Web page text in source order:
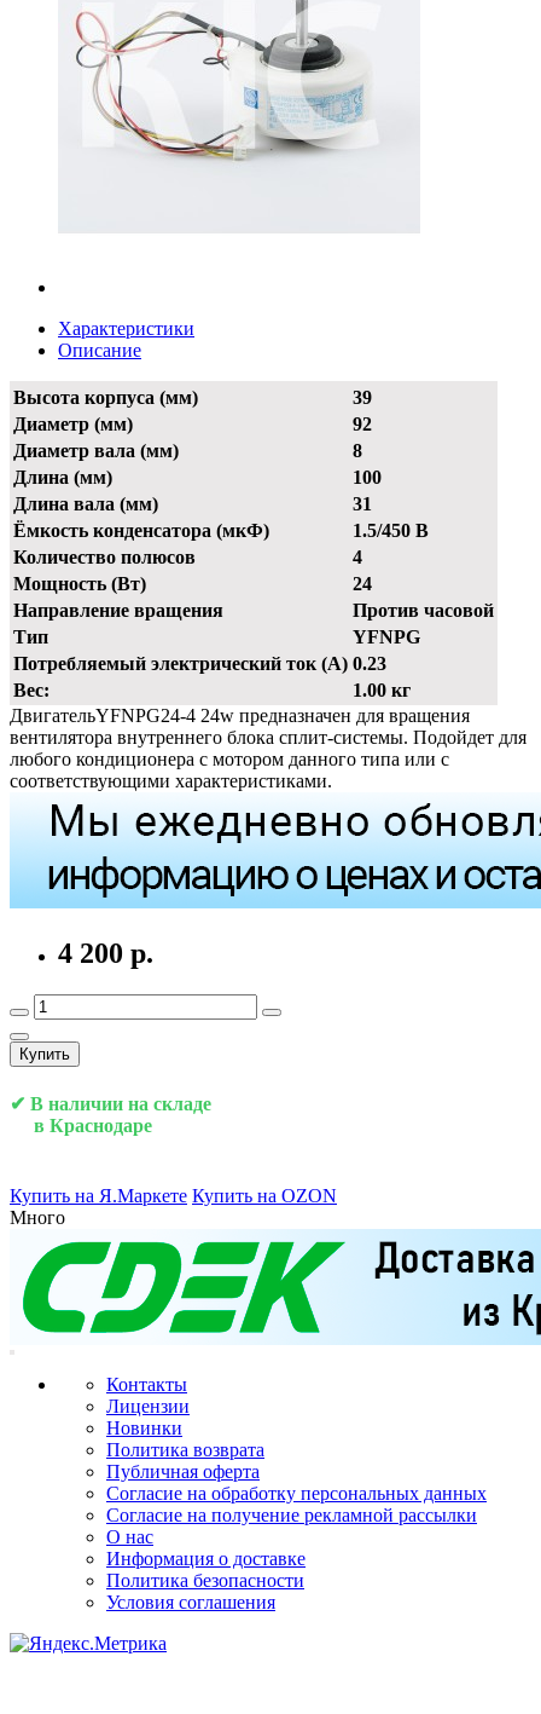
Характеристики
Описание
Высота корпуса (мм)
39
Диаметр (мм)
92
Диаметр вала (мм)
8
Длина (мм)
100
Длина вала (мм)
31
Ёмкость конденсатора (мкФ)
1.5/450 В
Количество полюсов
4
Мощность (Вт)
24
Направление вращения
Против часовой
Тип
YFNPG
Потребляемый электрический ток (А) 0.23
Вес:
1.00 кг
ДвигательYFNPG24-4 24w предназначен для вращения
вентилятора внутреннего блока сплит-системы. Подойдет для
любого кондиционера с мотором данного типа или с
соответствующими характеристиками.
4 200 р.
Купить
✔ В наличии на складе
в Краснодаре
Купить на Я.Маркете Купить на OZON
Много
Контакты
Лицензии
Новинки
Политика возврата
Публичная оферта
Согласие на обработку персональных данных
Согласие на получение рекламной рассылки
О нас
Информация о доставке
Политика безопасности
Условия соглашения